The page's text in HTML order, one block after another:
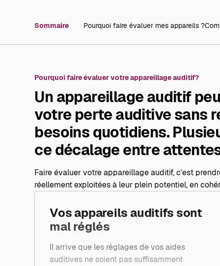
Sommaire Pourquoi faire évaluer mes appareils ?
Pourquoi faire évaluer votre appareillage auditif?
Un appareillage auditif
votre perte auditive sans
besoins quotidiens.
ce décalage entre
Faire évaluer votre appareillage auditif, c’est
réellement exploitées à leur plein potentiel, en
Vos appareils auditifs sont
mal réglés
Il arrive que les réglages de vos aides
auditives ne soient pas suffisamment